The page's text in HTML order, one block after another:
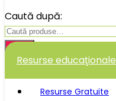
Caută după:
Caută
Resurse educaţionale
Resurse Gratuite